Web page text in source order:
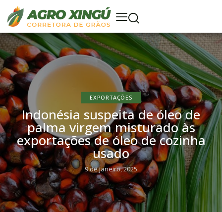
EXPORTAÇÕES
Indonésia suspeita de óleo de
palma virgem misturado às
exportações de óleo de cozinha
usado
9 de janeiro, 2025